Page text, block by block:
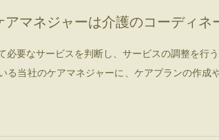
アマネジャーは介護のコーディネ
必要なサービスを判断し、サービスの調整を行
る当社のケアマネジャーに、ケアプランの作